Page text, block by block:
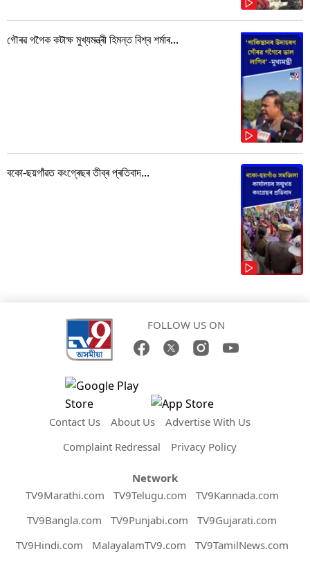
গৌৰৱ গগৈক কটাক্ষ মুখ্যমন্ত্ৰী হিমন্ত বিশ্ব শৰ্মাৰ...
বকো-ছয়গাঁৱত কংগ্ৰেছৰ তীব্ৰ প্ৰতিবাদ...
FOLLOW US ON
Contact Us About Us
Advertise With Us
Complaint Redressal
Privacy Policy
Network
TV9Marathi.com
TV9Telugu.com
TV9Kannada.com
TV9Bangla.com
TV9Punjabi.com
TV9Gujarati.com
TV9Hindi.com
MalayalamTV9.com
TV9TamilNews.com